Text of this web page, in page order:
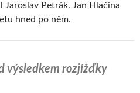
Jaroslav Petrák. Jan Hlačina
hned po něm.
výsledkem rozjížďky